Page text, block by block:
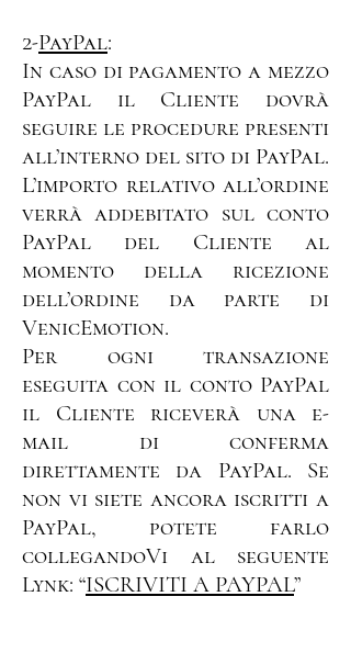
2-PayPal:
In caso di pagamento a mezzo
PayPal il Cliente dovrà
seguire le procedure presenti
all’interno del sito di PayPal.
L’importo relativo all’ordine
verrà addebitato sul conto
PayPal del Cliente al
momento della ricezione
dell’ordine da parte di
VenicEmotion.
Per ogni transazione
eseguita con il conto PayPal
il Cliente riceverà una e-
mail di conferma
direttamente da PayPal. Se
non vi siete ancora iscritti a
PayPal, potete farlo
collegandoVi al seguente
Lynk: “ISCRIVITI A PAYPAL”